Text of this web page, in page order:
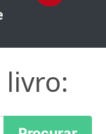
livro: